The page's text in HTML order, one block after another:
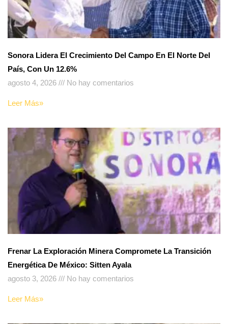
Sonora Lidera El Crecimiento Del Campo En El Norte Del
País, Con Un 12.6%
agosto 4, 2026
No hay comentarios
Leer Más»
Frenar La Exploración Minera Compromete La Transición
Energética De México: Sitten Ayala
agosto 3, 2026
No hay comentarios
Leer Más»